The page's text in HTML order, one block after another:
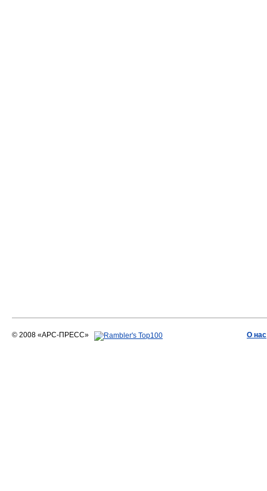
© 2008 «АРС-ПРЕСС» О нас